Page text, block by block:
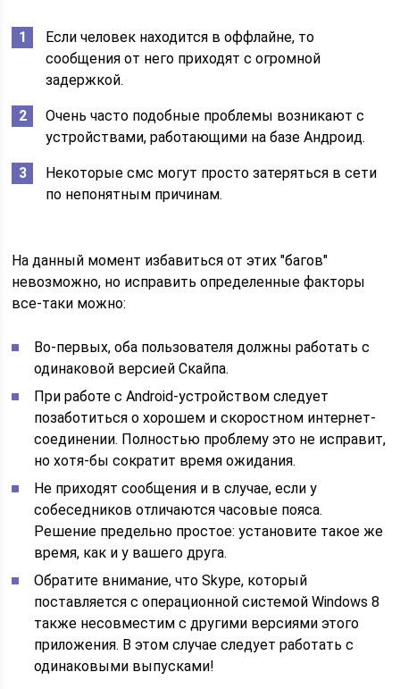
Если человек находится в оффлайне, то
сообщения от него приходят с огромной
задержкой.
Очень часто подобные проблемы возникают с
устройствами, работающими на базе Андроид.
Некоторые смс могут просто затеряться в сети
по непонятным причинам.
На данный момент избавиться от этих "багов"
невозможно, но исправить определенные факторы
все-таки можно:
Во-первых, оба пользователя должны работать с
одинаковой версией Скайпа.
При работе с Android-устройством следует
позаботиться о хорошем и скоростном интернет-
соединении. Полностью проблему это не исправит,
но хотя-бы сократит время ожидания.
Не приходят сообщения и в случае, если у
собеседников отличаются часовые пояса.
Решение предельно простое: установите такое же
время, как и у вашего друга.
Обратите внимание, что Skype, который
поставляется с операционной системой Windows 8
также несовместим с другими версиями этого
приложения. В этом случае следует работать с
одинаковыми выпусками!